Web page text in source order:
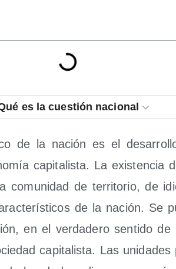
es la cues­tión nacional
de la nación es el
capi­ta­lis­ta. La exis­ten­cia
comu­ni­dad de terri­to­rio, de
de la nación. Se
en el ver­da­de­ro sen­ti­do
capi­ta­lis­ta. Las